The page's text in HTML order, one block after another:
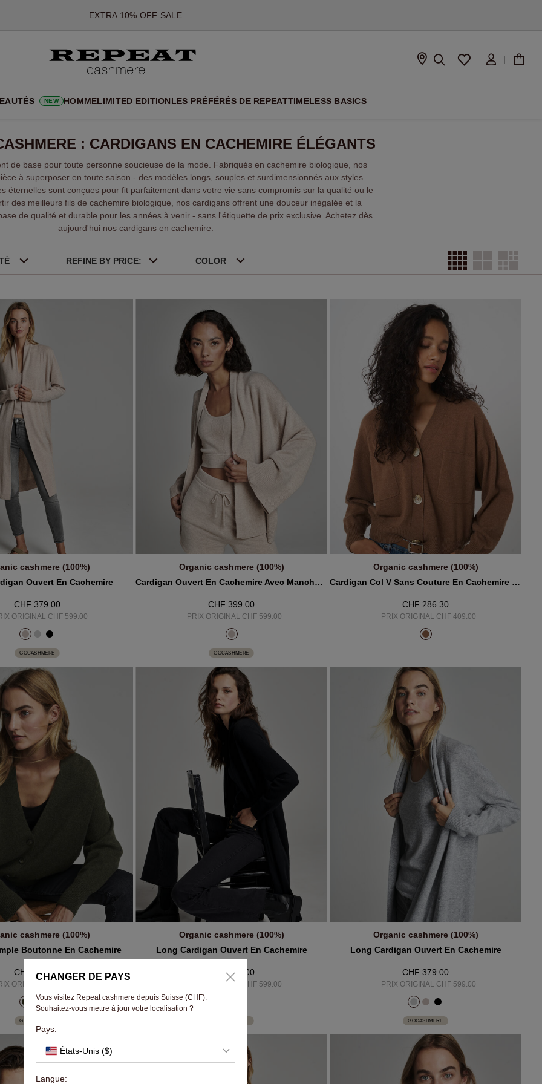
*CETTE OFFRE EST VALABLE JUSQU'AU 12 AOÛT 2026
*NON VALABLE SUR LIMITED EDITION
*EXCEPTIONS PEUVENT S'APPLIQUER
NOUVEAUTÉS EN CACHEMIRE
EXTRA 10% OFF SALE
NEW HOMMELIMITED EDITIONLES PRÉFÉRÉS DE REPEATTIMELESS BASICS
: CARDIGANS EN CACHEMIRE ÉLÉGANTS
de base pour toute personne soucieuse de la mode. Fabriqués en cachemire biologique, nos
à superposer en toute saison - des modèles longs, souples et surdimensionnés aux styles
éternelles sont conçues pour ﬁt parfaitement dans votre vie sans compromis sur la qualité ou le
des meilleurs fils de cachemire biologique, nos cardigans offrent une douceur inégalée et la
de qualité et durable pour les années à venir - sans l'étiquette de prix exclusive. Achetez dès
aujourd'hui nos cardigans en cachemire.
REFINE BY PRICE: COLOR
Marron Gris
Poudre
AU PANIER
cashmere (100%)
Ouvert En Cachemire
CHF 379.00
ORIGINAL CHF 599.00
GOCASHMERE
AJOUTER AU PANIER
Organic cashmere (100%)
Cardigan Ouvert En Cachemire Avec Manches Larges Et Poches
CHF 399.00
PRIX ORIGINAL CHF 599.00
GOCASHMERE
AJOUTER AU PANIER
Organic cashmere (100%)
Cardigan Col V Sans Couture En Cachemire Biologique
CHF 286.30
PRIX ORIGINAL CHF 409.00
AU PANIER
cashmere (100%)
Boutonne En Cachemire
CHF 359.00
ORIGINAL CHF 559.00
GOCASHMERE
AJOUTER AU PANIER
Organic cashmere (100%)
Long Cardigan Ouvert En Cachemire
CHF 379.00
PRIX ORIGINAL CHF 599.00
GOCASHMERE
AJOUTER AU PANIER
Organic cashmere (100%)
Long Cardigan Ouvert En Cachemire
CHF 379.00
PRIX ORIGINAL CHF 599.00
GOCASHMERE
CHANGER DE PAYS
Vous visitez Repeat cashmere depuis Suisse (CHF).
Souhaitez-vous mettre à jour votre localisation ?
Pays:
États-Unis ($)
Langue: